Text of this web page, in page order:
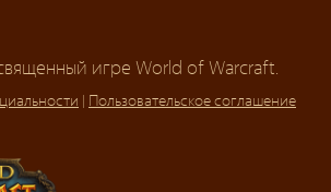
игре World of Warcraft.
| Пользовательское соглашение